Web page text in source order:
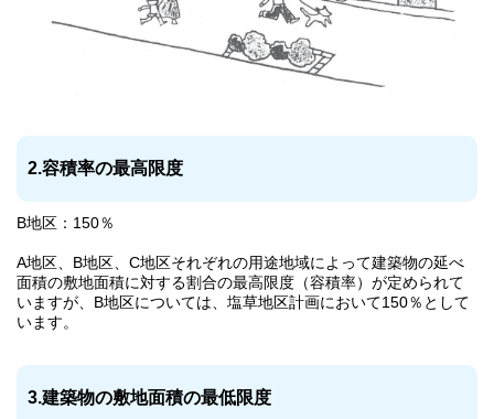
2.容積率の最高限度
B地区：150％
A地区、B地区、C地区それぞれの用途地域によって建築物の延べ
面積の敷地面積に対する割合の最高限度（容積率）が定められて
いますが、B地区については、塩草地区計画において150％として
います。
3.建築物の敷地面積の最低限度